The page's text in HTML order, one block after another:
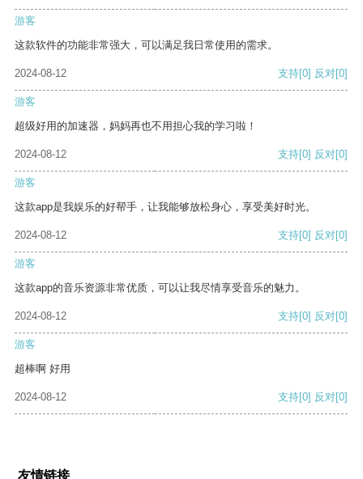
游客
这款软件的功能非常强大，可以满足我日常使用的需求。
2024-08-12 支持[0] 反对[0]
游客
超级好用的加速器，妈妈再也不用担心我的学习啦！
2024-08-12 支持[0] 反对[0]
游客
这款app是我娱乐的好帮手，让我能够放松身心，享受美好时光。
2024-08-12 支持[0] 反对[0]
游客
这款app的音乐资源非常优质，可以让我尽情享受音乐的魅力。
2024-08-12 支持[0] 反对[0]
游客
超棒啊 好用
2024-08-12 支持[0] 反对[0]
友情链接